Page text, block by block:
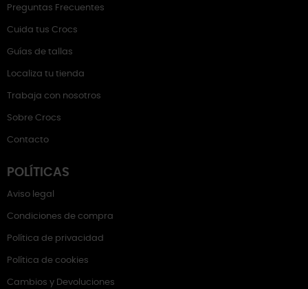
Preguntas Frecuentes
Cuida tus Crocs
Guías de tallas
Localiza tu tienda
Trabaja con nosotros
Sobre Crocs
Contacto
POLÍTICAS
Aviso legal
Condiciones de compra
Política de privacidad
Política de cookies
Cambios y Devoluciones